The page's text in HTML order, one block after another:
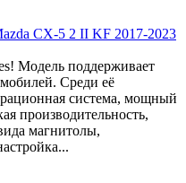
CX-5 2 II KF 2017-2023
Модель поддерживает
Среди её
система, мощный
производительность,
магнитолы,